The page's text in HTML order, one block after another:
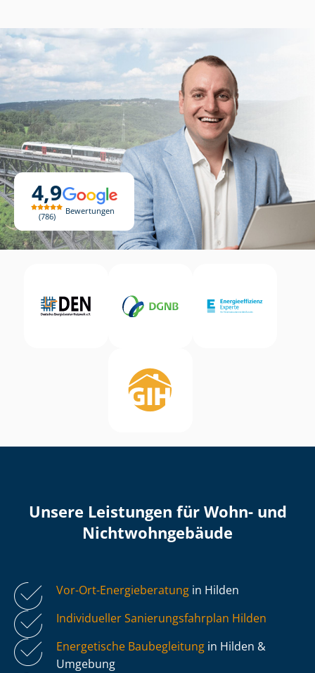
4,9
786
Bewertungen
Unsere Leistungen für Wohn- und
Nicht­wohn­ge­bäu­de
Vor-Ort-Energieberatung in Hilden
Individueller Sa­nie­rungs­fahr­plan Hilden
Energetische Baubegleitung in Hilden &
Umgebung